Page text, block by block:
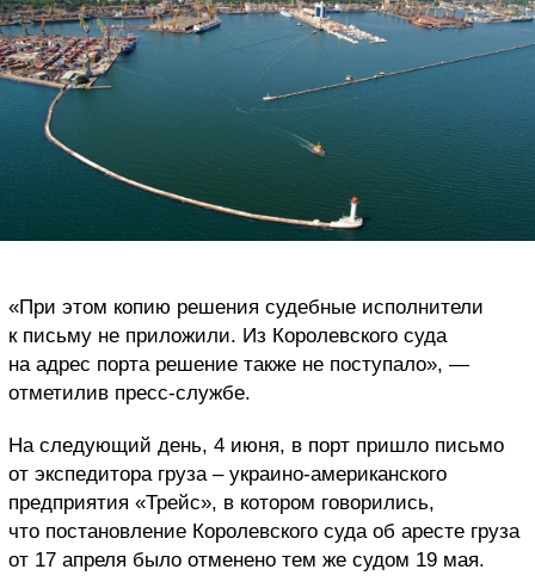
«При этом копию решения судебные исполнители
к письму не приложили. Из Королевского суда
на адрес порта решение также не поступало», —
отметилив пресс-службе.
На следующий день, 4 июня, в порт пришло письмо
от экспедитора груза – украино-американского
предприятия «Трейс», в котором говорились,
что постановление Королевского суда об аресте груза
от 17 апреля было отменено тем же судом 19 мая.